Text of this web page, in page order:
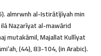
almrwnh al-Istirātījīyah min
Naẓarīyat al-mawārid
mutakāmil, Majallat Kullīyat
(44), 83-104, (in Arabic).